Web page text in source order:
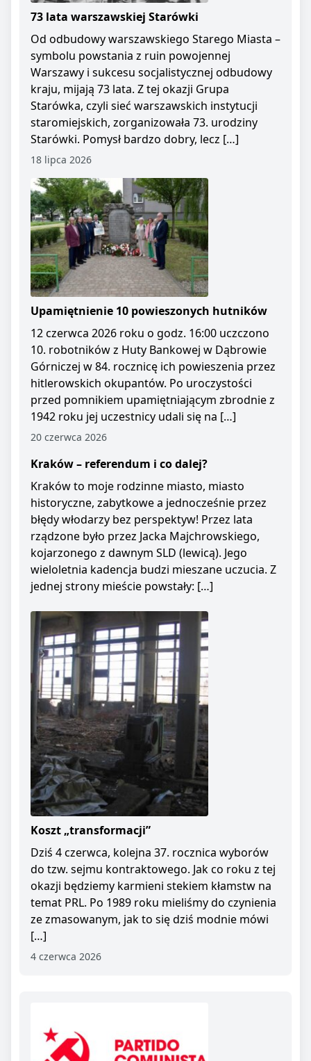
73 lata warszawskiej Starówki
Od odbudowy warszawskiego Starego Miasta –
symbolu powstania z ruin powojennej
Warszawy i sukcesu socjalistycznej odbudowy
kraju, mijają 73 lata. Z tej okazji Grupa
Starówka, czyli sieć warszawskich instytucji
staromiejskich, zorganizowała 73. urodziny
Starówki. Pomysł bardzo dobry, lecz […]
18 lipca 2026
Upamiętnienie 10 powieszonych hutników
12 czerwca 2026 roku o godz. 16:00 uczczono
10. robotników z Huty Bankowej w Dąbrowie
Górniczej w 84. rocznicę ich powieszenia przez
hitlerowskich okupantów. Po uroczystości
przed pomnikiem upamiętniającym zbrodnie z
1942 roku jej uczestnicy udali się na […]
20 czerwca 2026
Kraków – referendum i co dalej?
Kraków to moje rodzinne miasto, miasto
historyczne, zabytkowe a jednocześnie przez
błędy włodarzy bez perspektyw! Przez lata
rządzone było przez Jacka Majchrowskiego,
kojarzonego z dawnym SLD (lewicą). Jego
wieloletnia kadencja budzi mieszane uczucia. Z
jednej strony mieście powstały: […]
Koszt „transformacji”
Dziś 4 czerwca, kolejna 37. rocznica wyborów
do tzw. sejmu kontraktowego. Jak co roku z tej
okazji będziemy karmieni stekiem kłamstw na
temat PRL. Po 1989 roku mieliśmy do czynienia
ze zmasowanym, jak to się dziś modnie mówi
[…]
4 czerwca 2026